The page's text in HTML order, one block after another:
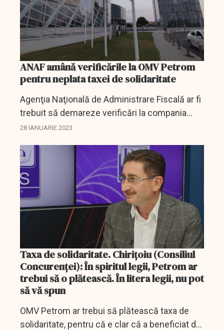
ANAF amână verificările la OMV Petrom
pentru neplata taxei de solidaritate
Agenţia Naţională de Administrare Fiscală ar fi
trebuit să demareze verificări la compania
petrolieră OMV Petrom însă acest lucru a fost
28 IANUARIE 2023
Taxa de solidaritate. Chiriţoiu (Consiliul
Concurenţei): În spiritul legii, Petrom ar
trebui să o plătească. În litera legii, nu pot
să vă spun
OMV Petrom ar trebui să plătească taxa de
solidaritate, pentru că e clar că a beneficiat de